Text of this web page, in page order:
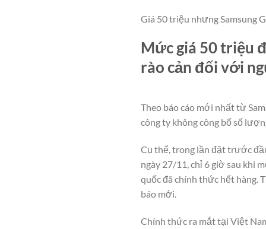
Giá 50 triệu nhưng Samsung
Mức giá 50 triệu
rào cản đối với
Theo báo cáo mới nhất từ
công ty không công bố số
Cụ thể, trong lần đặt trước
ngày 27/11, chỉ 6 giờ sau khi
quốc đã chính thức hết hàng.
báo mới.
Chính thức ra mắt tại Việt